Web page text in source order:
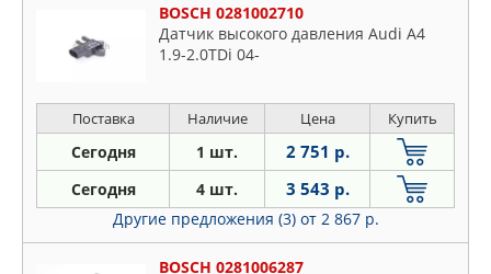
BOSCH 0281002710
Датчик высокого давления Audi A4
1.9-2.0TDi 04-
Поставка Наличие Цена Купить
Сегодня 1 шт. 2 751 р.
Сегодня 4 шт. 3 543 р.
Другие предложения (3) от 2 867 р.
BOSCH 0281006287